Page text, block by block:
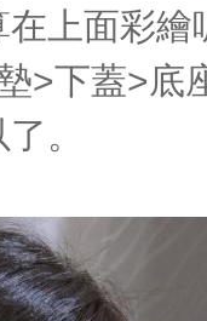
上面彩繪
>下蓋>底
。